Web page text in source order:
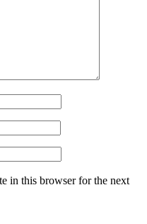
in this browser for the next